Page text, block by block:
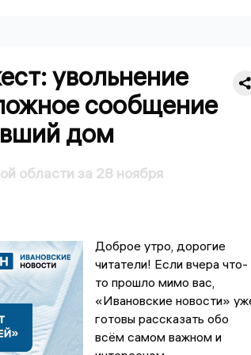
увольнение
сообщение
дом
области за 28 ноября
Доброе утро, дорогие
читатели! Если вчера что-
то прошло мимо вас,
«Ивановские новости»
готовы рассказать обо
всём самом важном и